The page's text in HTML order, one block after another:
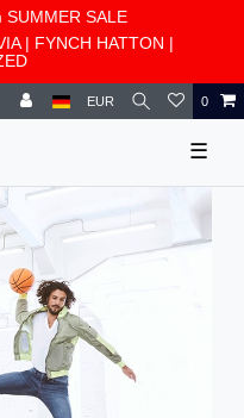
SUMMER SALE
| FYNCH HATTON |
EUR 0
☰